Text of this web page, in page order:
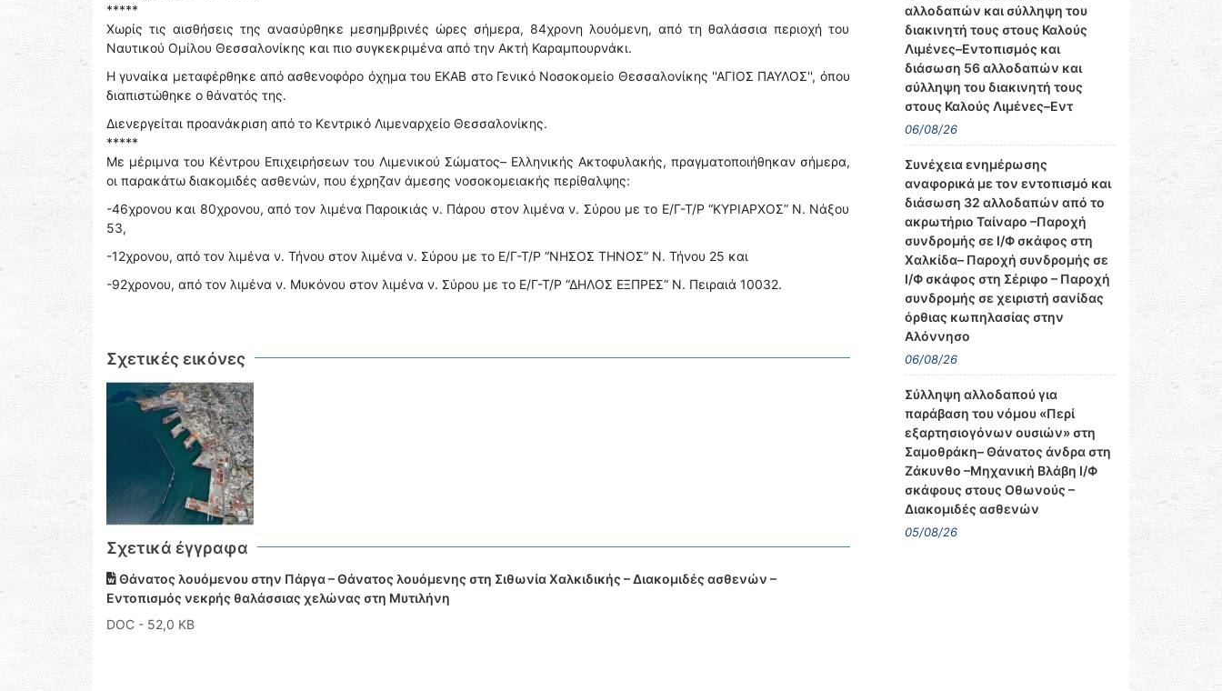
*****
Χωρίς τις αισθήσεις της ανασύρθηκε μεσημβρινές ώρες σήμερα, 84χρονη λουόμενη, από τη θαλάσσια περιοχή του
Ναυτικού Ομίλου Θεσσαλονίκης και πιο συγκεκριμένα από την Ακτή Καραμπουρνάκι.
Η γυναίκα μεταφέρθηκε από ασθενοφόρο όχημα του ΕΚΑΒ στο Γενικό Νοσοκομείο Θεσσαλονίκης ''ΑΓΙΟΣ ΠΑΥΛΟΣ'', όπου
διαπιστώθηκε ο θάνατός της.
Διενεργείται προανάκριση από το Κεντρικό Λιμεναρχείο Θεσσαλονίκης.
*****
Με μέριμνα του Κέντρου Επιχειρήσεων του Λιμενικού Σώματος– Ελληνικής Ακτοφυλακής, πραγματοποιήθηκαν σήμερα,
οι παρακάτω διακομιδές ασθενών, που έχρηζαν άμεσης νοσοκομειακής περίθαλψης:
-46χρονου και 80χρονου, από τον λιμένα Παροικιάς ν. Πάρου στον λιμένα ν. Σύρου με το Ε/Γ-Τ/Ρ “ΚΥΡΙΑΡΧΟΣ” Ν. Νάξου
53,
-12χρονου, από τον λιμένα ν. Τήνου στον λιμένα ν. Σύρου με το Ε/Γ-Τ/Ρ “ΝΗΣΟΣ ΤΗΝΟΣ” Ν. Τήνου 25 και
-92χρονου, από τον λιμένα ν. Μυκόνου στον λιμένα ν. Σύρου με το Ε/Γ-Τ/Ρ “ΔΗΛΟΣ ΕΞΠΡΕΣ” Ν. Πειραιά 10032.
Σχετικές εικόνες
Σχετικά έγγραφα
Θάνατος λουόμενου στην Πάργα – Θάνατος λουόμενης στη Σιθωνία Χαλκιδικής – Διακομιδές ασθενών –
Εντοπισμός νεκρής θαλάσσιας χελώνας στη Μυτιλήνη
DOC - 52,0 KB
αλλοδαπών και σύλληψη του
διακινητή τους στους Καλούς
Λιμένες–Εντοπισμός και
διάσωση 56 αλλοδαπών και
σύλληψη του διακινητή τους
στους Καλούς Λιμένες–Εντ
06/08/26
Συνέχεια ενημέρωσης
αναφορικά με τον εντοπισμό και
διάσωση 32 αλλοδαπών από το
ακρωτήριο Ταίναρο –Παροχή
συνδρομής σε Ι/Φ σκάφος στη
Χαλκίδα– Παροχή συνδρομής σε
Ι/Φ σκάφος στη Σέριφο – Παροχή
συνδρομής σε χειριστή σανίδας
όρθιας κωπηλασίας στην
Αλόννησο
06/08/26
Σύλληψη αλλοδαπού για
παράβαση του νόμου «Περί
εξαρτησιογόνων ουσιών» στη
Σαμοθράκη– Θάνατος άνδρα στη
Ζάκυνθο –Μηχανική Βλάβη Ι/Φ
σκάφους στους Οθωνούς –
Διακομιδές ασθενών
05/08/26